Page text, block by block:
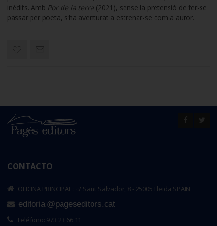
inèdits. Amb Por de la terra (2021), sense la pretensió de fer-se
passar per poeta, s’ha aventurat a estrenar-se com a autor.
CONTACTO
OFICINA PRINCIPAL : c/ Sant Salvador, 8 - 25005 Lleida SPAIN
editorial@pageseditors.cat
Teléfono: 973 23 66 11